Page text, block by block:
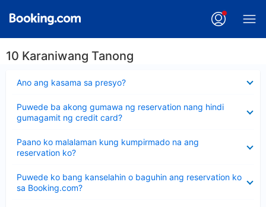
10 Karaniwang Tanong
Ano ang kasama sa presyo?
ang
Puwede ba akong gumawa ng reservation nang hindi
gumagamit ng credit card?
ang
sagot
Paano ko malalaman kung kumpirmado na ang
reservation ko?
ang
sagot
Puwede ko bang kanselahin o baguhin ang reservation ko
sa Booking.com?
ang
sagot